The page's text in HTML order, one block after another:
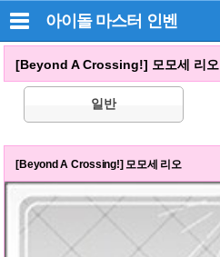
아이돌 마스터 인벤
[Beyond A Crossing!] 모모세 리오
일반
[Beyond A Crossing!] 모모세 리오